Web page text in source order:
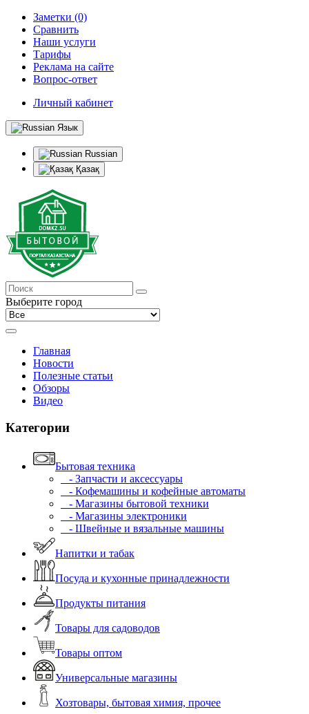
Заметки (0)
Сравнить
Наши услуги
Тарифы
Реклама на сайте
Вопрос-ответ
Личный кабинет
Язык
Russian
Қазақ
Выберите город
Главная
Новости
Полезные статьи
Обзоры
Видео
Категории
Бытовая техника
- Запчасти и аксессуары
- Кофемашины и кофейные автоматы
- Магазины бытовой техники
- Магазины электроники
- Швейные и вязальные машины
Напитки и табак
Посуда и кухонные принадлежности
Продукты питания
Товары для садоводов
Товары оптом
Универсальные магазины
Хозтовары, бытовая химия, прочее